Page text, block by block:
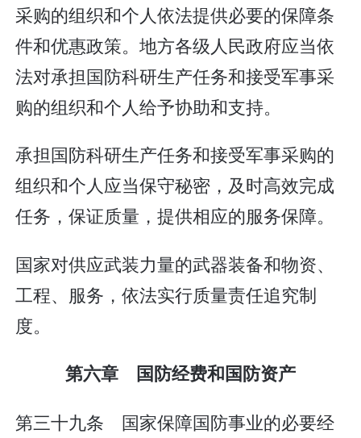
采购的组织和个人依法提供必要的保障条
件和优惠政策。地方各级人民政府应当依
法对承担国防科研生产任务和接受军事采
购的组织和个人给予协助和支持。
承担国防科研生产任务和接受军事采购的
组织和个人应当保守秘密，及时高效完成
任务，保证质量，提供相应的服务保障。
国家对供应武装力量的武器装备和物资、
工程、服务，依法实行质量责任追究制
度。
第六章 国防经费和国防资产
第三十九条 国家保障国防事业的必要经